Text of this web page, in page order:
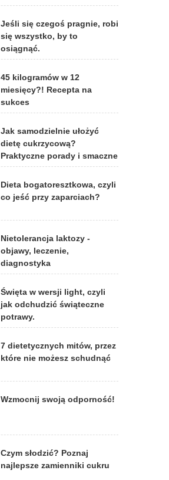
Jeśli się czegoś pragnie, robi
się wszystko, by to
osiągnąć.
45 kilogramów w 12
miesięcy?! Recepta na
sukces
Jak samodzielnie ułożyć
dietę cukrzycową?
Praktyczne porady i smaczne
Dieta bogatoresztkowa, czyli
co jeść przy zaparciach?
Nietolerancja laktozy -
objawy, leczenie,
diagnostyka
Święta w wersji light, czyli
jak odchudzić świąteczne
potrawy.
7 dietetycznych mitów, przez
które nie możesz schudnąć
Wzmocnij swoją odporność!
Czym słodzić? Poznaj
najlepsze zamienniki cukru